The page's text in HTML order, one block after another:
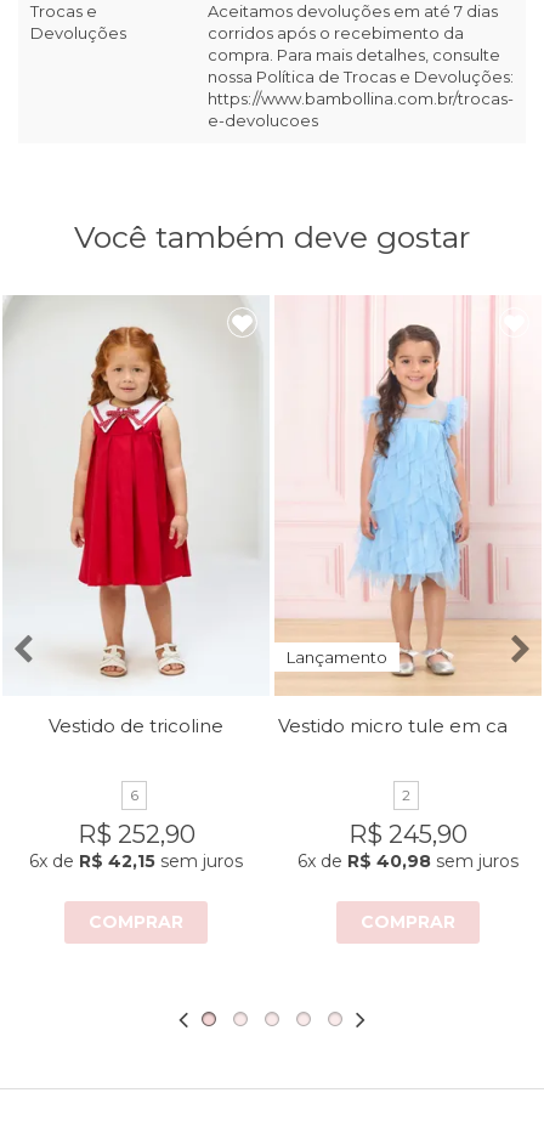
Trocas e
Devoluções
Aceitamos devoluções em até 7 dias
corridos após o recebimento da
compra. Para mais detalhes, consulte
nossa Política de Trocas e Devoluções:
https://www.bambollina.com.br/trocas-
e-devolucoes
Você também deve gostar
Vestido de tricoline
6
R$ 252,90
6x de R$ 42,15 sem juros
COMPRAR
Lançamento
2
R$ 245,90
6x de R$ 40,98 sem juros
COMPRAR